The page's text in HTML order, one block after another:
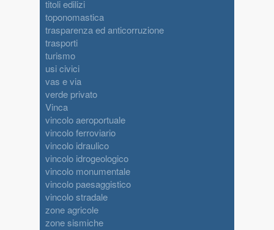
titoli edilizi
toponomastica
trasparenza ed anticorruzione
trasporti
turismo
usi civici
vas e via
verde privato
Vinca
vincolo aeroportuale
vincolo ferroviario
vincolo idraulico
vincolo idrogeologico
vincolo monumentale
vincolo paesaggistico
vincolo stradale
zone agricole
zone sismiche